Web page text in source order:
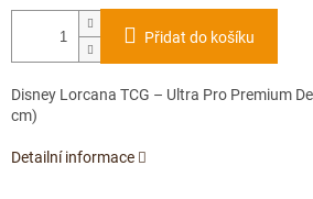
Přidat do košíku
Disney Lorcana TCG – Ultra Pro Premium
cm)
Detailní informace